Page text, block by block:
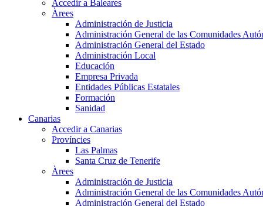
Accedir a Baleares
Àrees
Administración de Justicia
Administración General de las Comunidades
Administración General del Estado
Administración Local
Educación
Empresa Privada
Entidades Públicas Estatales
Formación
Sanidad
Canarias
Accedir a Canarias
Províncies
Las Palmas
Santa Cruz de Tenerife
Àrees
Administración de Justicia
Administración General de las Comunidades
Administración General del Estado